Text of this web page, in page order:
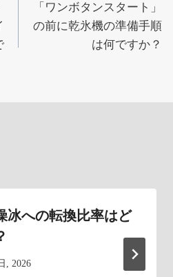
「ワンボタンスタート」
の前に乾氷機の準備手順
は何ですか？
冰への転換比率はど
, 2026